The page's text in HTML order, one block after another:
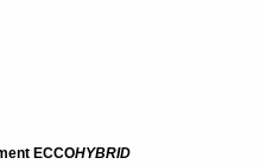
ECCOHYBRID